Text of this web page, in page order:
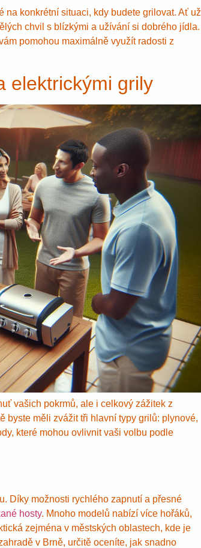
konkrétní situaci, kdy budete grilovat. Ať už
chvil s blízkými a užívání si dobrého jídla.
pomohou maximálně využít radosti z
elektrickými grily
vašich pokrmů, ale i celkový zážitek z
byste měli zvážit tři hlavní typy grilů: plynové,
které mohou ovlivnit vaši volbu podle
Díky možnosti rychlého zapnutí a přesné
hosty. Mnoho modelů nabízí více hořáků,
zejména v městských oblastech, kde je
v Brně, určitě oceníte, jak snadno